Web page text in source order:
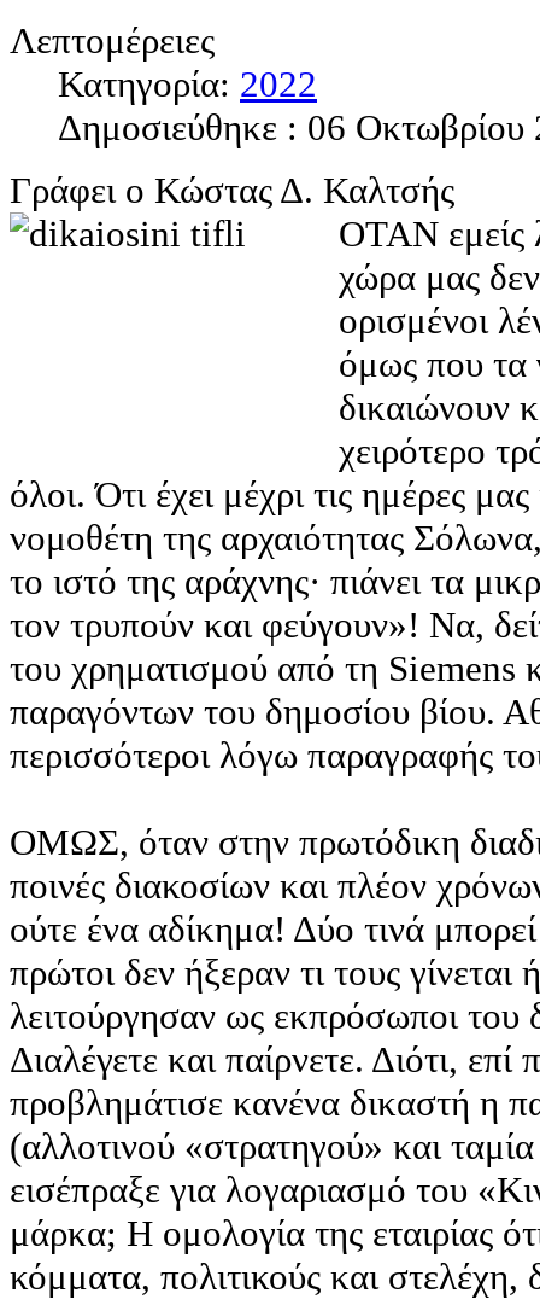
Λεπτομέρειες
Κατηγορία: 2022
Δημοσιεύθηκε : 06 Οκτωβρίου
Γράφει ο Κώστας Δ. Καλτσής
ΟΤΑΝ εμείς
χώρα μας δεν
ορισμένοι
όμως που τα
δικαιώνουν
χειρότερο
όλοι. Ότι έχει μέχρι τις ημέρες
νομοθέτη της αρχαιότητας
το ιστό της αράχνης· πιάνει τα
τον τρυπούν και φεύγουν»! Να,
του χρηματισμού από τη Siemens
παραγόντων του δημοσίου βίου.
περισσότεροι λόγω παραγραφής
ΟΜΩΣ, όταν στην πρωτόδικη
ποινές διακοσίων και πλέον
ούτε ένα αδίκημα! Δύο τινά
πρώτοι δεν ήξεραν τι τους γίνεται
λειτούργησαν ως εκπρόσωποι του
Διαλέγετε και παίρνετε. Διότι, επί
προβλημάτισε κανένα δικαστή η
(αλλοτινού «στρατηγού» και
εισέπραξε για λογαριασμό του
μάρκα; Η ομολογία της εταιρίας
κόμματα, πολιτικούς και